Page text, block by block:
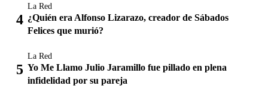
La Red
¿Quién era Alfonso Lizarazo, creador de Sábados
Felices que murió?
La Red
Yo Me Llamo Julio Jaramillo fue pillado en plena
infidelidad por su pareja